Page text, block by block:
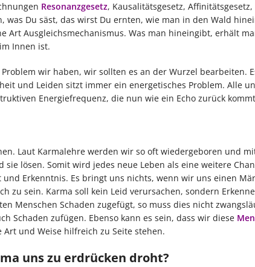
Resonanzgesetz, Kausalitätsgesetz,
was Du säst, das wirst Du ernten, wie man in den Wald
Art Ausgleichsmechanismus. Was man hineingibt, erhält
Innen ist.
wir haben, wir sollten es an der Wurzel bearbeiten.
und Leiden sitzt immer ein energetisches Problem. Alle
Energiefrequenz, die nun wie ein Echo zurück
Laut Karmalehre werden wir so oft wiedergeboren und
lösen. Somit wird jedes neue Leben als eine weitere
Erkenntnis. Es bringt uns nichts, wenn wir uns einen
zu sein. Karma soll kein Leid verursachen, sondern
Menschen Schaden zugefügt, so muss dies nicht
Schaden zufügen. Ebenso kann es sein, dass wir diese
und Weise hilfreich zu Seite stehen.
uns zu erdrücken droht?